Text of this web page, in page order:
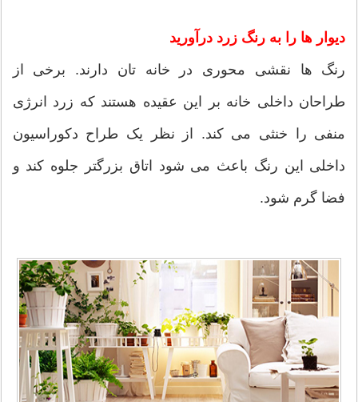
دیوار ها را به رنگ زرد درآورید
رنگ ها نقشی محوری در خانه تان دارند. برخی از
طراحان داخلی خانه بر این عقیده هستند که زرد انرژی
منفی را خنثی می کند. از نظر یک طراح دکوراسیون
داخلی این رنگ باعث می شود اتاق بزرگتر جلوه کند و
فضا گرم شود.